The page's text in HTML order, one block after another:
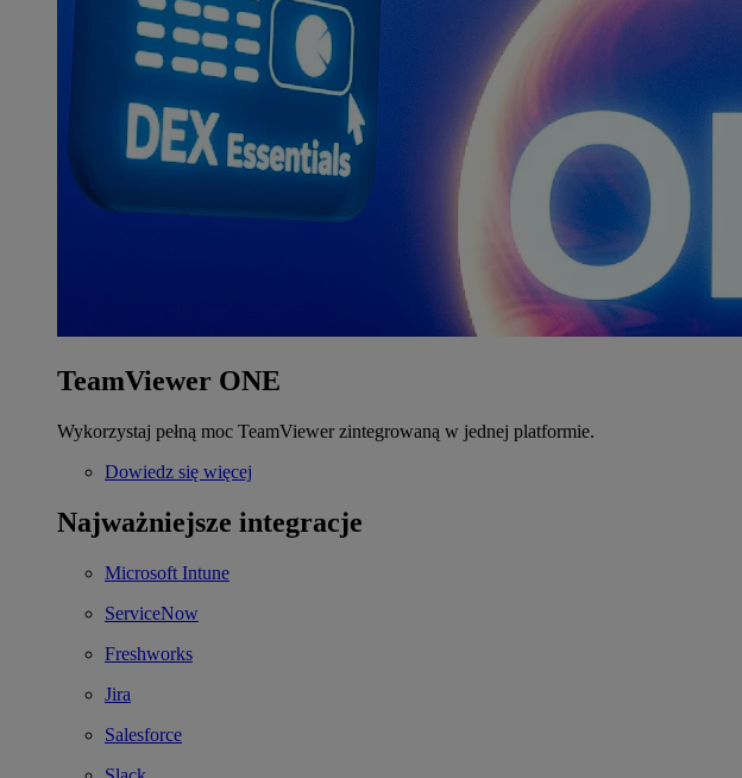
TeamViewer ONE
Wykorzystaj pełną moc TeamViewer zintegrowaną w jednej platformie.
Dowiedz się więcej
Najważniejsze integracje
Microsoft Intune
ServiceNow
Freshworks
Jira
Salesforce